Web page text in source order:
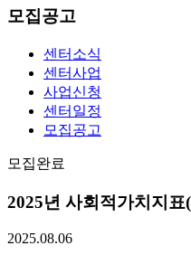
모집공고
센터소식
센터사업
사업신청
센터일정
모집공고
모집완료
2025년 사회적가치지
2025.08.06